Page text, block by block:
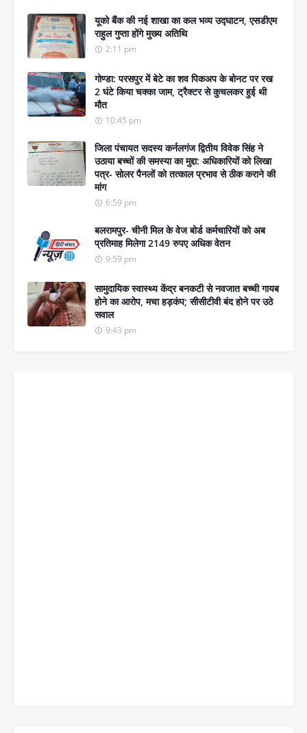
यूको बैंक की नई शाखा का कल भव्य उद्घाटन, एसडीएम
राहुल गुप्ता होंगे मुख्य अतिथि
2:11 pm
गोण्डा: परसपुर में बेटे का शव पिकअप के बोनट पर रख
2 घंटे किया चक्का जाम, ट्रैक्टर से कुचलकर हुई थी
मौत
10:45 pm
जिला पंचायत सदस्य कर्नलगंज द्वितीय विवेक सिंह ने
उठाया बच्चों की समस्या का मुद्दा: अधिकारियों को लिखा
पत्र- सोलर पैनलों को तत्काल प्रभाव से ठीक कराने की
मांग
6:59 pm
बलरामपुर- चीनी मिल के वेज बोर्ड कर्मचारियों को अब
प्रतिमाह मिलेगा 2149 रुपए अधिक वेतन
9:59 pm
सामुदायिक स्वास्थ्य केंद्र बनकटी से नवजात बच्ची गायब
होने का आरोप, मचा हड़कंप; सीसीटीवी बंद होने पर उठे
सवाल
9:43 pm